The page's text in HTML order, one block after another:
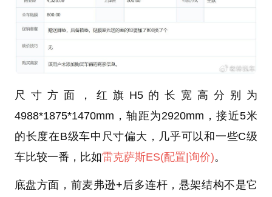
尺寸方面，红旗H5的长宽高分别为
4988*1875*1470mm，轴距为2920mm，接近5米
的长度在B级车中尺寸偏大，几乎可以和一些C级
车比较一番，比如雷克萨斯ES(配置 |询价)。
底盘方面，前麦弗逊+后多连杆，悬架结构不是它